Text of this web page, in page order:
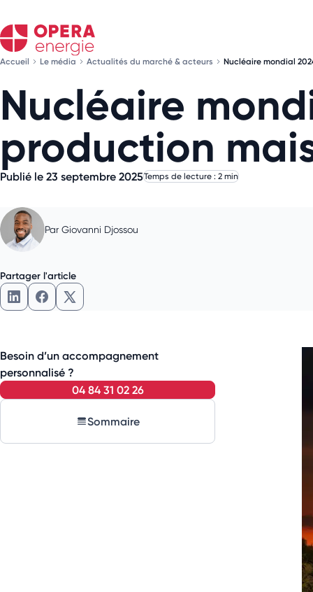
Accueil Le média Actualités du marché & acteurs Nucléaire mondial
Nucléaire
production
Publié le 23 septembre 2025Temps de lecture : 2 min
Par Giovanni Djossou
Partager l'article
Besoin d’un accompagnement
personnalisé ?
04 84 31 02 26
Sommaire